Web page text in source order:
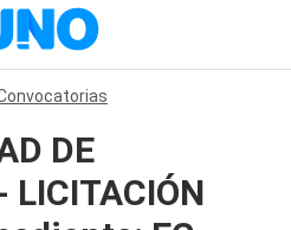
DE
LICITACIÓN